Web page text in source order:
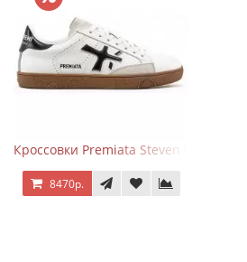
Кроссовки Premiata Steven White Black
8470р.